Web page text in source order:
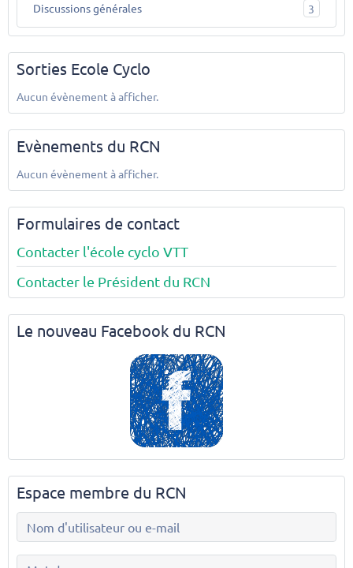
Discussions générales 3
Sorties Ecole Cyclo
Aucun évènement à afficher.
Evènements du RCN
Aucun évènement à afficher.
Formulaires de contact
Contacter l'école cyclo VTT
Contacter le Président du RCN
Le nouveau Facebook du RCN
Espace membre du RCN